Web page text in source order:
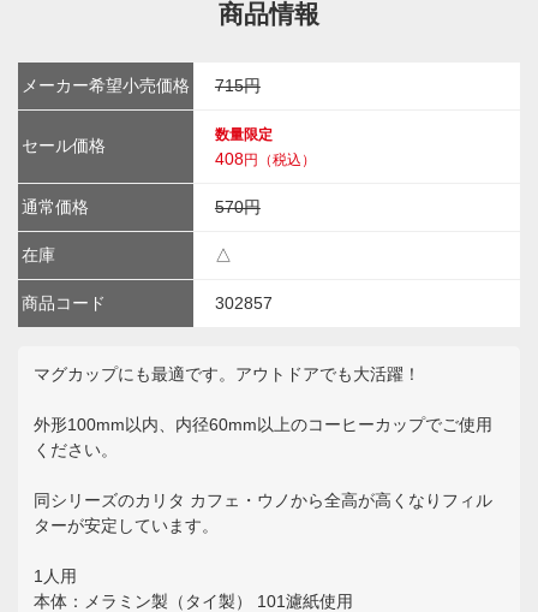
商品情報
メーカー希望小売価格 715円
セール価格
数量限定
408円（税込）
通常価格 570円
在庫 △
商品コード 302857
マグカップにも最適です。アウトドアでも大活躍！
外形100mm以内、内径60mm以上のコーヒーカップでご使用
ください。
同シリーズのカリタ カフェ・ウノから全高が高くなりフィル
ターが安定しています。
1人用
本体：メラミン製（タイ製） 101濾紙使用